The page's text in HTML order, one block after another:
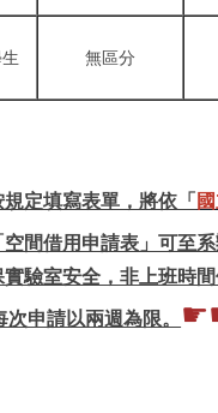
無區分
定填寫表單，將依「
空間借用申請表」可至
實驗室安全，非上班時
次申請以兩週為限。